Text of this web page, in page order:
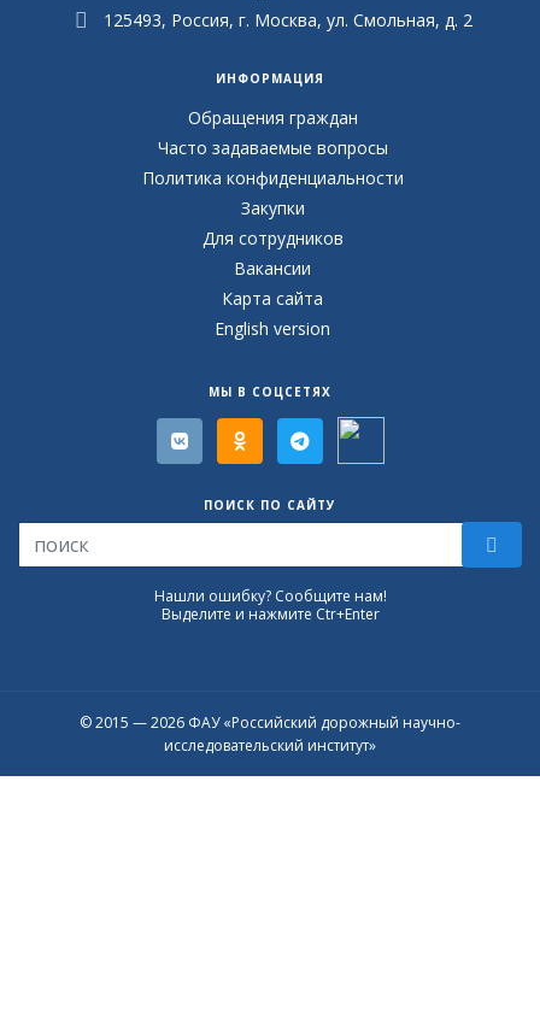
125493, Россия, г. Москва, ул. Смольная, д. 2
ИНФОРМАЦИЯ
Обращения граждан
Часто задаваемые вопросы
Политика конфиденциальности
Закупки
Для сотрудников
Вакансии
Карта сайта
English version
МЫ В СОЦСЕТЯХ
ПОИСК ПО САЙТУ
Нашли ошибку? Сообщите нам!
Выделите и нажмите Ctr+Enter
© 2015 — 2026 ФАУ «Российский дорожный научно-
исследовательский институт»